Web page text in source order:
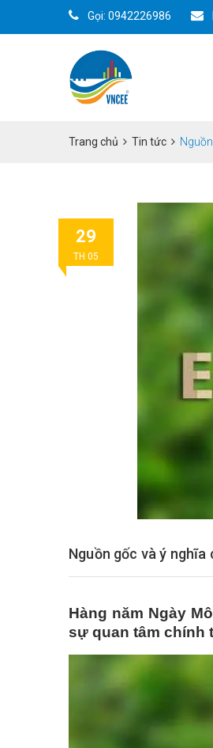
Gọi: 0942226986
Trang chủ Tin tức
29
TH 05
Nguồn gốc và ý
Hàng năm Ngày
sự quan tâm chính